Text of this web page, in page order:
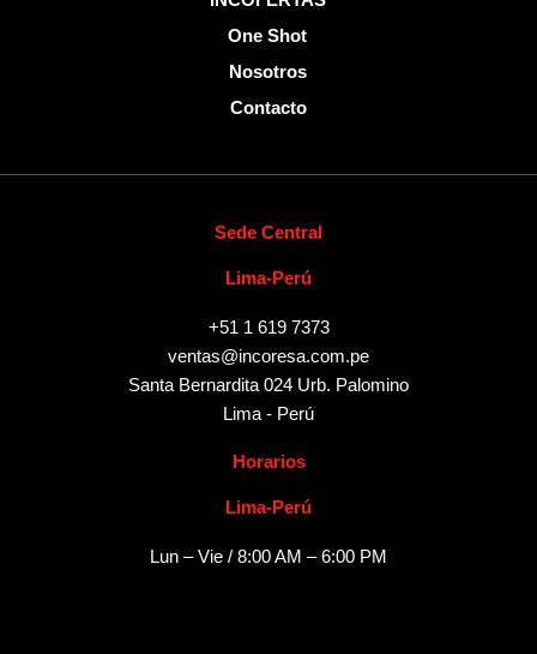
One Shot
Nosotros
Contacto
Sede Central
Lima-Perú
+51 1 619 7373
ventas@incoresa.com.pe
Santa Bernardita 024 Urb. Palomino
Lima - Perú
Horarios
Lima-Perú
Lun – Vie / 8:00 AM – 6:00 PM